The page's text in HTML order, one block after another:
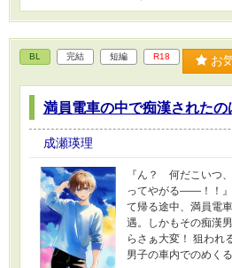
BL 完結 短編 R18 お
満員電車の中で痴漢されたの
成瀬瑛理
『ん？ 何だこいつ
ってやがる――！！
て帰る途中、満員電
遇。しかもその痴漢
らさぁ大変！ 狙われ
男子の車内でのめく